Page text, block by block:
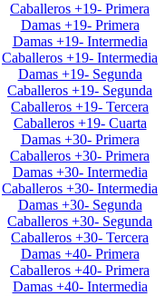
Caballeros +19- Primera
Damas +19- Primera
Damas +19- Intermedia
Caballeros +19- Intermedia
Damas +19- Segunda
Caballeros +19- Segunda
Caballeros +19- Tercera
Caballeros +19- Cuarta
Damas +30- Primera
Caballeros +30- Primera
Damas +30- Intermedia
Caballeros +30- Intermedia
Damas +30- Segunda
Caballeros +30- Segunda
Caballeros +30- Tercera
Damas +40- Primera
Caballeros +40- Primera
Damas +40- Intermedia